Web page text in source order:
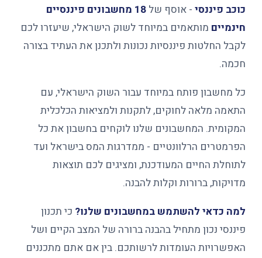
כוכב פיננסי - אוסף של
18 מחשבונים פיננסיים
חינמיים מותאמים במיוחד לשוק הישראלי, שיעזרו לכם
לקבל החלטות פיננסיות נכונות ולתכנן את העתיד בצורה
חכמה.
כל מחשבון פותח במיוחד עבור השוק הישראלי, עם
התאמה מלאה לחוקים, לתקנות ולמציאות הכלכלית
המקומית. המחשבונים שלנו לוקחים בחשבון את כל
הפרמטרים הרלוונטיים - ממדרגות המס בישראל ועד
לתוחלת החיים המעודכנת, ומציגים לכם תוצאות
מדויקות, ברורות וקלות להבנה.
למה כדאי להשתמש במחשבונים שלנו? כי תכנון
פיננסי נכון מתחיל בהבנה ברורה של המצב הקיים ושל
האפשרויות העומדות לרשותכם. בין אם אתם מתכננים